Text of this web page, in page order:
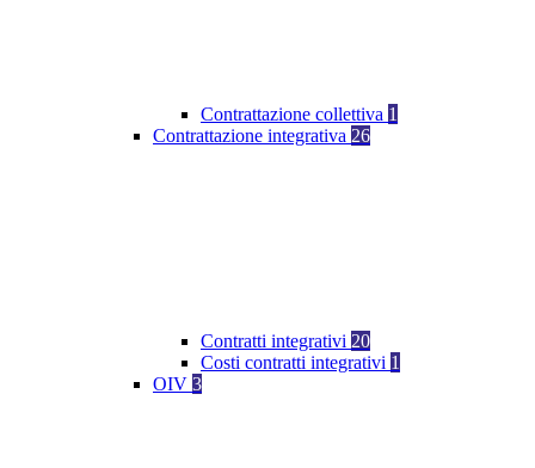
Contrattazione collettiva 1
Contrattazione integrativa 26
Contratti integrativi 20
Costi contratti integrativi 1
OIV 3